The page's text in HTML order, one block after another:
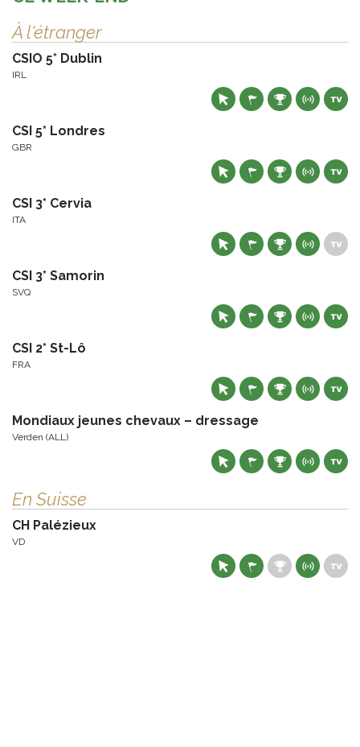
À l'étranger
CSIO 5* Dublin
IRL
CSI 5* Londres
GBR
CSI 3* Cervia
ITA
CSI 3* Samorin
SVQ
CSI 2* St-Lô
FRA
Mondiaux jeunes chevaux – dressage
Verden (ALL)
En Suisse
CH Palézieux
VD